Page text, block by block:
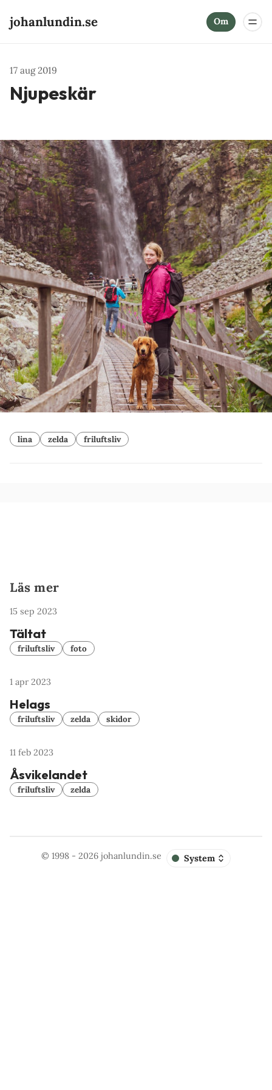
johanlundin.se Om
17 aug 2019
Njupeskär
lina zelda friluftsliv
Läs mer
15 sep 2023
Tältat
friluftsliv foto
1 apr 2023
Helags
friluftsliv zelda skidor
11 feb 2023
Åsvikelandet
friluftsliv zelda
© 1998 - 2026johanlundin.se